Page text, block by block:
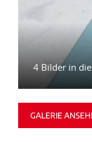
4 Bilder in
GALERIE